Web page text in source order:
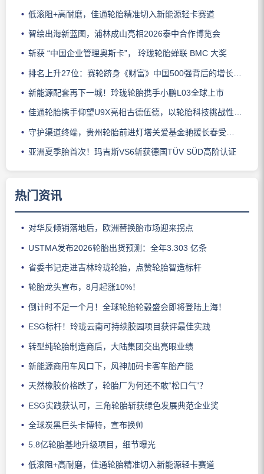
低滚阻+高耐磨，佳通轮胎精准切入新能源轻卡赛道
智绘出海新蓝图，浦林成山亮相2026泰中合作博览会
斩获 “中国企业管理奥斯卡”， 玲珑轮胎蝉联 BMC 大奖
排名上升27位：赛轮跻身《财富》中国500强背后的增长逻辑
新能源配套再下一城！玲珑轮胎携手小鹏L03全球上市
佳通轮胎携手仰望U9X亮相古德伍德，以轮胎科技挑战性能边界
守护渠道终端，贵州轮胎前进灯塔关爱基金驰援长春受灾门店
亚洲夏季胎首次！玛吉斯VS6斩获德国TÜV SÜD高阶认证
热门资讯
对华反倾销落地后，欧洲替换胎市场迎来拐点
USTMA发布2026轮胎出货预测：全年3.303 亿条
省委书记走进吉林玲珑轮胎，点赞轮胎智造标杆
轮胎龙头宣布，8月起涨10%！
倒计时不足一个月！全球轮胎轮毂盛会即将登陆上海！
ESG标杆！玲珑云南可持续胶园项目获评最佳实践
转型纯轮胎制造商后，大陆集团交出亮眼业绩
新能源商用车风口下，风神加码卡客车胎产能
天然橡胶价格跌了，轮胎厂为何还不敢“松口气”？
ESG实践获认可，三角轮胎斩获绿色发展典范企业奖
全球炭黑巨头卡博特，宣布换帅
5.8亿轮胎基地升级项目，细节曝光
低滚阻+高耐磨，佳通轮胎精准切入新能源轻卡赛道